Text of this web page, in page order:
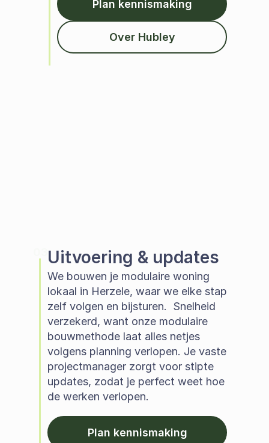
Plan kennismaking
Over Hubley
Uitvoering & updates
We bouwen je modulaire woning
lokaal in Herzele, waar we elke stap
zelf volgen en bijsturen.  Snelheid
verzekerd, want onze modulaire
bouwmethode laat alles netjes
volgens planning verlopen. Je vaste
projectmanager zorgt voor stipte
updates, zodat je perfect weet hoe
de werken verlopen.
Plan kennismaking